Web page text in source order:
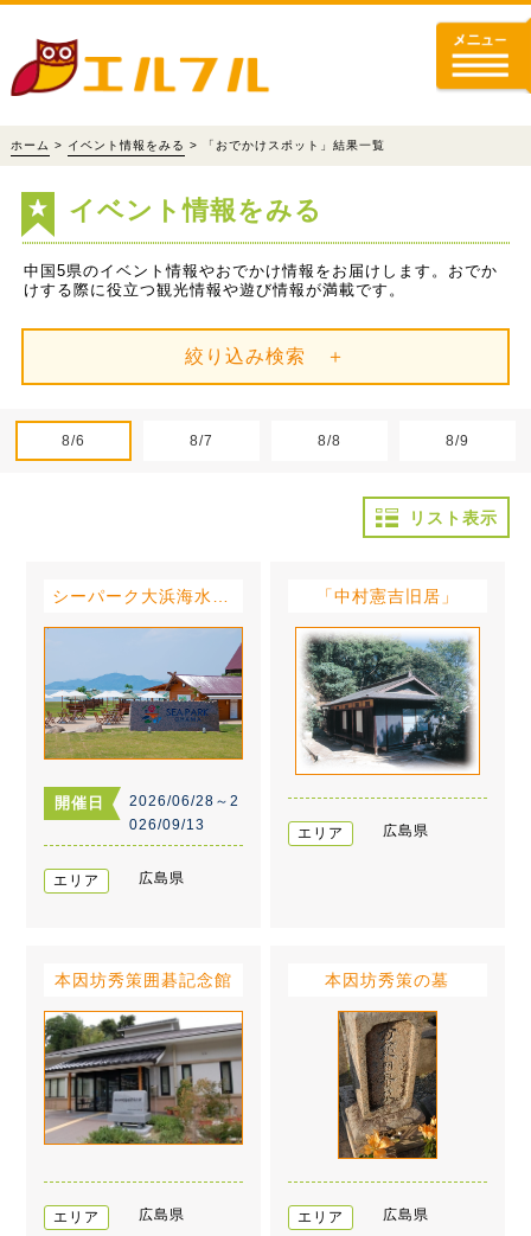
ホーム > イベント情報をみる > 「おでかけスポット」結果一覧
イベント情報をみる
中国5県のイベント情報やおでかけ情報をお届けします。おでか
けする際に役立つ観光情報や遊び情報が満載です。
絞り込み検索 ＋
8/6 8/7 8/8 8/9
リスト表示
開催日
2026/06/28～2
026/09/13
エリア 広島県
「中村憲吉旧居」
エリア 広島県
本因坊秀策囲碁記念館
エリア 広島県
本因坊秀策の墓
エリア 広島県